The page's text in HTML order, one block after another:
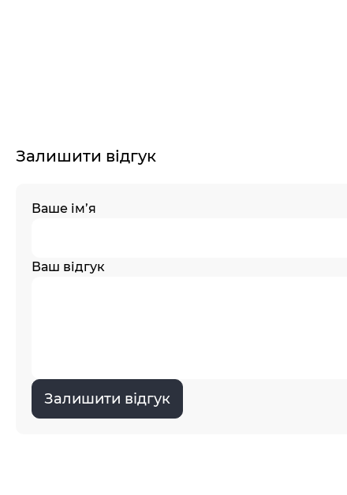
Залишити відгук
Ваше ім’я
Ваш відгук
Залишити відгук